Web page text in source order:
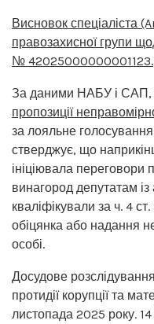
Висновок спеціаліста
правозахисної групи
№
За даними НАБУ і
пропозиції
за лояльне
стверджує, що
ініціювала переговори
винагород депутатам
кваліфікували за ч. 4
обіцянка або надання
особі.
Досудове
протидії корупції та
листопада 2025 року.